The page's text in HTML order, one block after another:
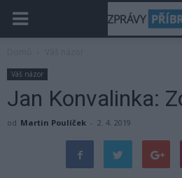
Váš názor
Jan Konvalinka:
od Martin Poulíček - 2. 4. 2019